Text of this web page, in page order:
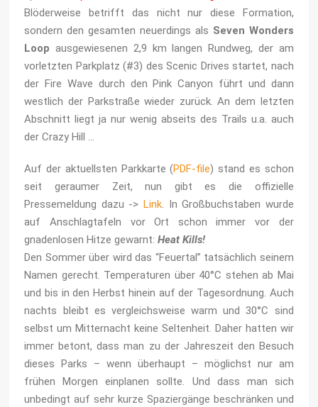
Blöderweise betrifft das nicht nur diese Formation,
sondern den gesamten neuerdings als Seven Wonders
Loop ausgewiesenen 2,9 km langen Rundweg, der am
vorletzten Parkplatz (#3) des Scenic Drives startet, nach
der Fire Wave durch den Pink Canyon führt und dann
westlich der Parkstraße wieder zurück. An dem letzten
Abschnitt liegt ja nur wenig abseits des Trails u.a. auch
der Crazy Hill …
Auf der aktuellsten Parkkarte (PDF-file) stand es schon
seit geraumer Zeit, nun gibt es die offizielle
Pressemeldung dazu -> Link. In Großbuchstaben wurde
auf Anschlagtafeln vor Ort schon immer vor der
gnadenlosen Hitze gewarnt:Heat Kills!
Den Sommer über wird das “Feuertal” tatsächlich seinem
Namen gerecht. Temperaturen über 40°C stehen ab Mai
und bis in den Herbst hinein auf der Tagesordnung. Auch
nachts bleibt es vergleichsweise warm und 30°C sind
selbst um Mitternacht keine Seltenheit. Daher hatten wir
immer betont, dass man zu der Jahreszeit den Besuch
dieses Parks – wenn überhaupt – möglichst nur am
frühen Morgen einplanen sollte. Und dass man sich
unbedingt auf sehr kurze Spaziergänge beschränken und